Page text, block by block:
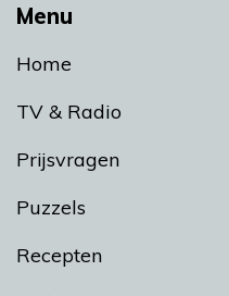
Menu
Home
TV & Radio
Prijsvragen
Puzzels
Recepten